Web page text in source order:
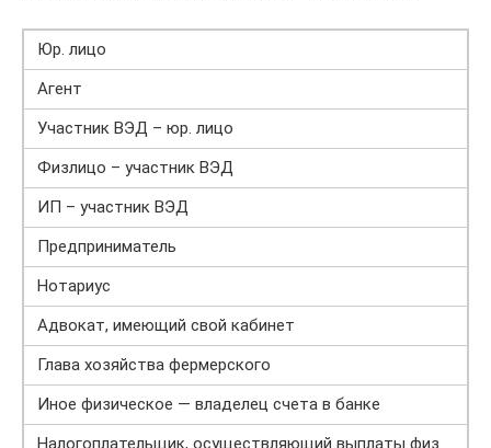
Юр. лицо
Агент
Участник ВЭД – юр. лицо
Физлицо – участник ВЭД
ИП – участник ВЭД
Предприниматель
Нотариус
Адвокат, имеющий свой кабинет
Глава хозяйства фермерского
Иное физическое — владелец счета в банке
Налогоплательщик, осуществляющий выплаты физ.